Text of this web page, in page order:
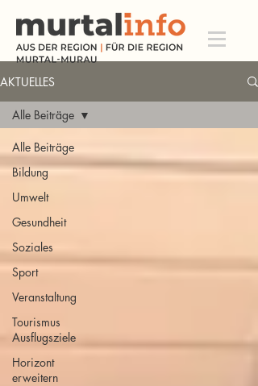
AKTUELLES
Alle Beiträge
Bildung
Umwelt
Gesundheit
Soziales
Sport
Veranstaltung
Tourismus
Ausflugsziele
Horizont
erweitern
Alle Beiträge